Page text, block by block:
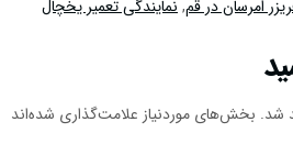
امرسان در قم,نمایندگی تعمیر یخچال
شد. بخش‌های موردنیاز علامت‌گذاری شده‌اند